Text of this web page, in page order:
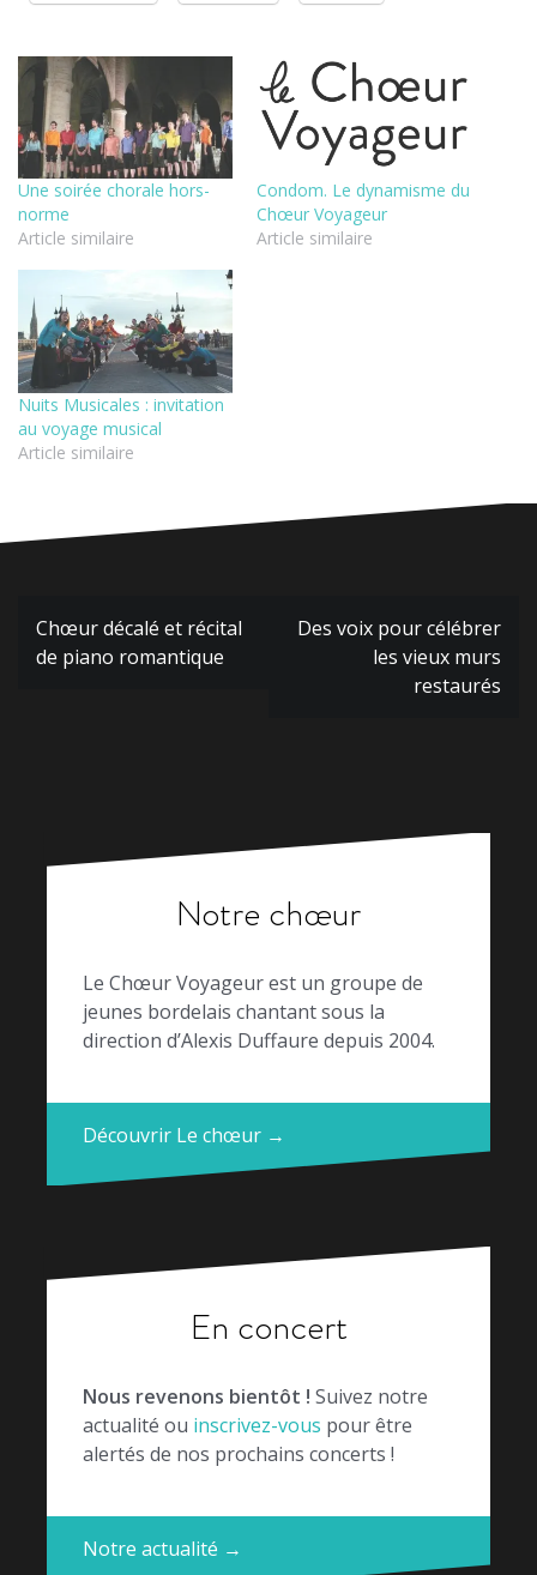
Une soirée chorale hors-
norme
Article similaire
Condom. Le dynamisme du
Chœur Voyageur
Article similaire
Nuits Musicales : invitation
au voyage musical
Article similaire
Navigation
de
Chœur décalé et récital
de piano romantique
Des voix pour célébrer
les vieux murs
restaurés
Notre chœur
Le Chœur Voyageur est un groupe de
jeunes bordelais chantant sous la
direction d’Alexis Duffaure depuis 2004.
Découvrir Le chœur →
En concert
Nous revenons bientôt ! Suivez notre
actualité ou inscrivez-vous pour être
alertés de nos prochains concerts !
Notre actualité →